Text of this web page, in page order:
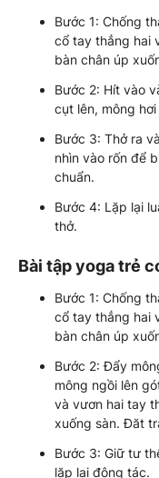
Bước 1: Chống
cổ tay thẳng hai
bàn chân úp
Bước 2: Hít vào
cụt lên, mông
Bước 3: Thở ra
nhìn vào rốn để
chuẩn.
Bước 4: Lặp lại
thở.
Bài tập yoga trẻ
Bước 1: Chống
cổ tay thẳng hai
bàn chân úp
Bước 2: Đẩy
mông ngồi lên
và vươn hai tay
xuống sàn. Đăt
Bước 3: Giữ tư
lặp lại động tác.